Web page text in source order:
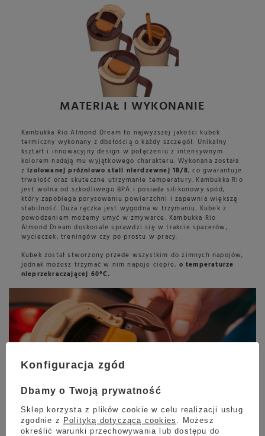
MATERIAŁ I WYKONANIE
Kambukka Rio Almond Dream to najwyższej jakości kubek
termiczny wykonany z dbałością o każdy szczegół. Unikalny
kształt i innowacyjny design w połączeniu z intensywnym
kolorem nadają mu wyjątkowego charakteru. Wykonana została
zizolowanej próżniowo stali nierdzewnej 18/8, co gwarantuje
trwałość oraz skuteczne utrzymanie temperatury. Kambukka Rio
jest wolna od szkodliwego BPA i posiada silikonowy spód,
który zapobiega porysowaniu powierzchni i zapewnia większą
stabilność. Duża rączka jest wygodna w trzymaniu. Kubek z
powodzeniem możemy umyć w zmywarce. Kambukka Rio
Almond Dream doskonale sprawdzi się w trakcie spacerów,
wycieczek, treningów czy po prostu w pracy.
Kubek został stworzony przede wszystkim do zimnych napojów,
jednak możesz trzymać w nim napoje ciepłe, o temperaturze
nieprzekraczającej 60°C.
Konfiguracja zgód
Dbamy o Twoją prywatność
Sklep korzysta z plików cookie w celu realizacji usług
zgodnie z Polityką dotyczącą cookies
. Możesz
określić warunki przechowywania lub dostępu do